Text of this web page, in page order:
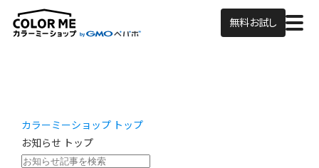
無料お試し
カラーミーショップ トップ
お知らせ トップ